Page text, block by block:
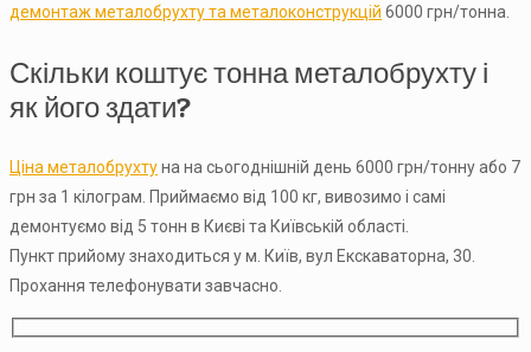
демонтаж металобрухту та металоконструкцій 6000 грн/тонна.
Скільки коштує тонна металобрухту і
як його здати?
Ціна металобрухтуна на сьогоднішній день 6000 грн/тонну або 7
грн за 1 кілограм. Приймаємо від 100 кг, вивозимо і самі
демонтуємо від 5 тонн в Києві та Київській області.
Пункт прийому знаходиться у м. Київ, вул Екскаваторна, 30.
Прохання телефонувати завчасно.